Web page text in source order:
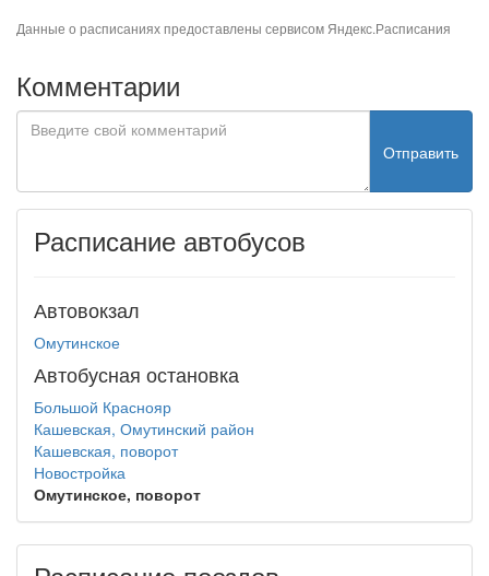
Данные о расписаниях предоставлены сервисом Яндекс.Расписания
Комментарии
Отправить
Расписание автобусов
Автовокзал
Омутинское
Автобусная остановка
Большой Краснояр
Кашевская, Омутинский район
Кашевская, поворот
Новостройка
Омутинское, поворот